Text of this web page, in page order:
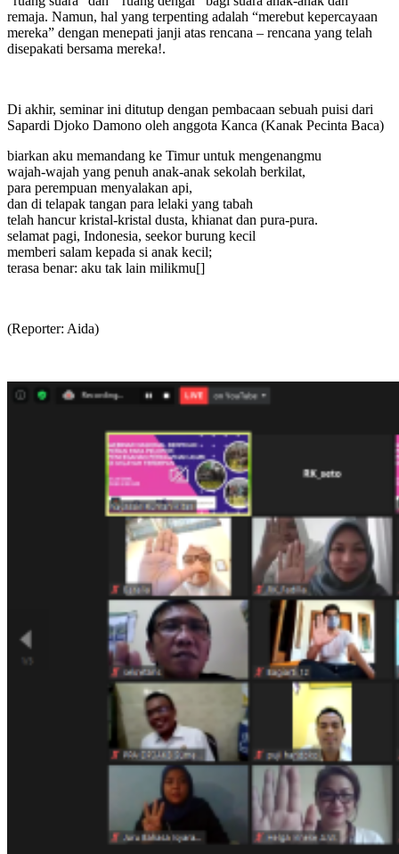
remaja. Namun, hal yang terpenting adalah “merebut kepercayaan
mereka” dengan menepati janji atas rencana – rencana yang telah
disepakati bersama mereka!.
Di akhir, seminar ini ditutup dengan pembacaan sebuah puisi dari
Sapardi Djoko Damono oleh anggota Kanca (Kanak Pecinta Baca)
biarkan aku memandang ke Timur untuk mengenangmu
wajah-wajah yang penuh anak-anak sekolah berkilat,
para perempuan menyalakan api,
dan di telapak tangan para lelaki yang tabah
telah hancur kristal-kristal dusta, khianat dan pura-pura.
selamat pagi, Indonesia, seekor burung kecil
memberi salam kepada si anak kecil;
terasa benar: aku tak lain milikmu[]
(Reporter: Aida)